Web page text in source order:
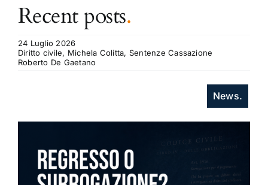
Recent posts.
24 Luglio 2026
Diritto civile, Michela Colitta, Sentenze Cassazione
Roberto De Gaetano
News.